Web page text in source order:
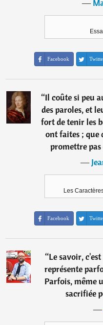
―
Facebook
“Il coûte si peu
des paroles, et
fort de tenir les
ont faites ; que
promettre
―
Les
Facebook
“Le savoir,
représente
Parfois, même
sacrifiée
―